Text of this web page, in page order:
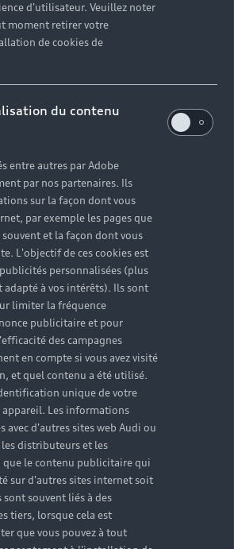
neufs
disponibles
Clients
Sourds et Malentendants
Audi
d'achat
Financial Services
société
mon Audi
189
Officielle
Tous droits réservés.
Politique sur les cookies
d'alerte
en ligne
Carrières
Réseau Audi
d'utilisateur. Veuillez noter
moment retirer votre
de cookies de
du contenu
entre autres par Adobe
par nos partenaires. Ils
sur la façon dont vous
par exemple les pages que
et la façon dont vous
L'objectif de ces cookies est
personnalisées (plus
à vos intérêts). Ils sont
limiter la fréquence
publicitaire et pour
des campagnes
en compte si vous avez visité
et quel contenu a été utilisé.
unique de votre
appareil. Les informations
avec d'autres sites web Audi ou
les distributeurs et les
que le contenu publicitaire qui
sur d'autres sites internet soit
souvent liés à des
tiers, lorsque cela est
que vous pouvez à tout